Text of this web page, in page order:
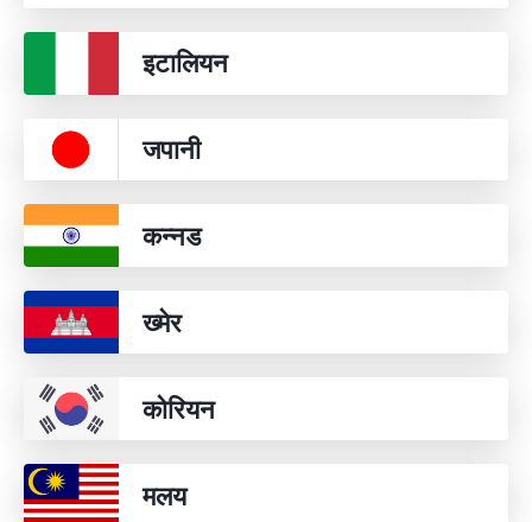
इटालियन
जपानी
कन्नड
ख्मेर
कोरियन
मलय